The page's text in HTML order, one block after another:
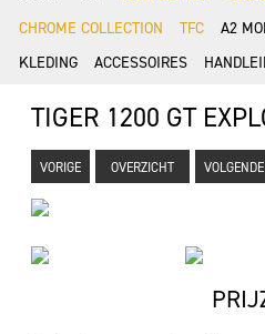
CHROME COLLECTION
TFC A2
KLEDING
ACCESSOIRES
TIGER 1200 GT
VORIGE OVERZICHT VOLGENDE